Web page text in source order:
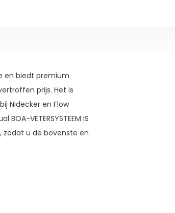
en biedt premium
prijs. Het is
Nidecker en Flow
VETERSYSTEEM IS
u de bovenste en
Gravity 2.0-buitenzool